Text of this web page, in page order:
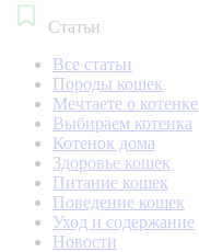
Статьи
Все статьи
Породы кошек
Мечтаете о котенке
Выбираем котенка
Котенок дома
Здоровье кошек
Питание кошек
Поведение кошек
Уход и содержание
Новости